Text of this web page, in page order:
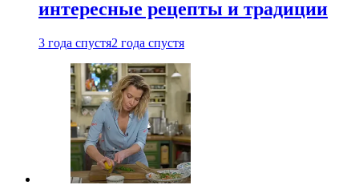
интересные рецепты и традиции
3 года спустя2 года спустя